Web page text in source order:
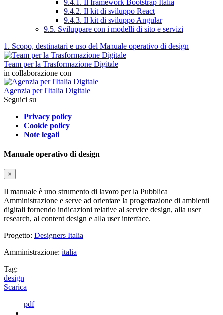
9.4.1. Il framework Bootstrap Italia
9.4.2. Il kit di sviluppo React
9.4.3. Il kit di sviluppo Angular
9.5. Sviluppare con i modelli di sito e servizi
1. Scopo, destinatari e uso del Manuale operativo di design
Team per la Trasformazione Digitale
in collaborazione con
Agenzia per l'Italia Digitale
Seguici su
Privacy policy
Cookie policy
Note legali
Manuale operativo di design
×
Il manuale è uno strumento di lavoro per la Pubblica
Amministrazione e serve ad orientare la progettazione di ambienti
digitali fornendo indicazioni relative al service design, alla user
research, al content design e alla user interface.
Progetto: Designers Italia
Amministrazione: italia
Tag:
design
Scarica
pdf